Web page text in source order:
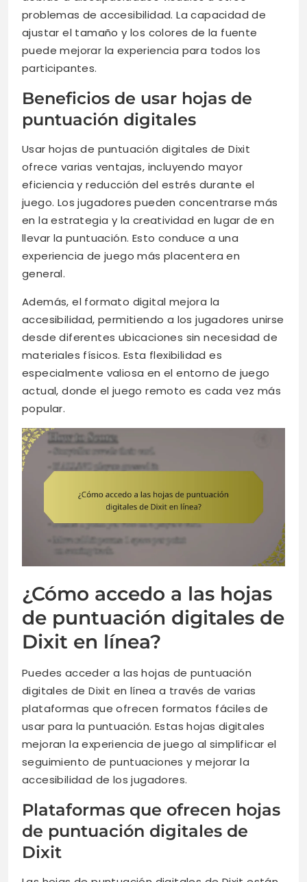
problemas de accesibilidad. La capacidad de
ajustar el tamaño y los colores de la fuente
puede mejorar la experiencia para todos los
participantes.
Beneficios de usar hojas de
puntuación digitales
Usar hojas de puntuación digitales de Dixit
ofrece varias ventajas, incluyendo mayor
eficiencia y reducción del estrés durante el
juego. Los jugadores pueden concentrarse más
en la estrategia y la creatividad en lugar de en
llevar la puntuación. Esto conduce a una
experiencia de juego más placentera en
general.
Además, el formato digital mejora la
accesibilidad, permitiendo a los jugadores unirse
desde diferentes ubicaciones sin necesidad de
materiales físicos. Esta flexibilidad es
especialmente valiosa en el entorno de juego
actual, donde el juego remoto es cada vez más
popular.
¿Cómo accedo a las hojas
de puntuación digitales de
Dixit en línea?
Puedes acceder a las hojas de puntuación
digitales de Dixit en línea a través de varias
plataformas que ofrecen formatos fáciles de
usar para la puntuación. Estas hojas digitales
mejoran la experiencia de juego al simplificar el
seguimiento de puntuaciones y mejorar la
accesibilidad de los jugadores.
Plataformas que ofrecen hojas
de puntuación digitales de
Dixit